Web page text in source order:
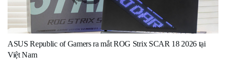
ASUS Republic of Gamers ra mắt ROG Strix SCAR 18 2026 tại
Việt Nam